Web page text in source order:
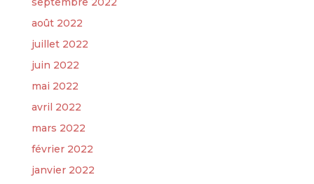
août 2022
juillet 2022
juin 2022
mai 2022
avril 2022
mars 2022
février 2022
janvier 2022